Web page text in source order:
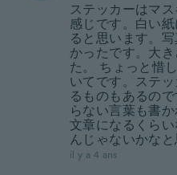
ステッカーはマ
感じです。白い
ると思います。
かったです。大
た。 ちょっと惜
いてです。ステ
るものもあるの
らない言葉も書
文章になるくら
んじゃないかなと
il y a 4 ans